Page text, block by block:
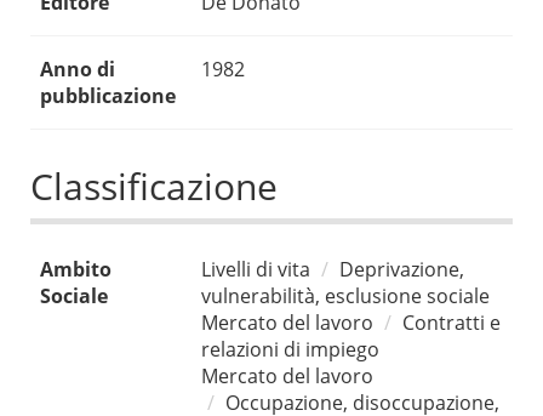
Anno di
pubblicazione
1982
Classificazione
Ambito
Sociale
Livelli di vita
Deprivazione,
vulnerabilità, esclusione sociale
Mercato del lavoro
Contratti e
relazioni di impiego
Mercato del lavoro
Occupazione, disoccupazione,